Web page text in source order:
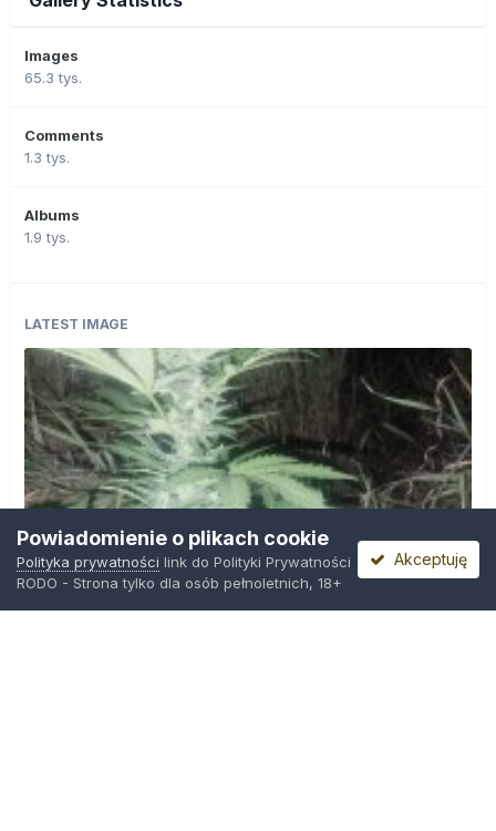
Images
65.3 tys.
Comments
1.3 tys.
Albums
1.9 tys.
LATEST IMAGE
Powiadomienie o plikach cookie
Polityka prywatności link do Polityki Prywatności
RODO - Strona tylko dla osób pełnoletnich, 18+
Akceptuję